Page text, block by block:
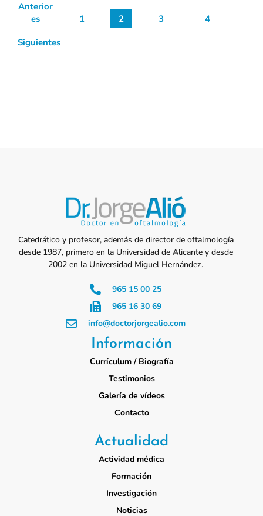
Anterior
es
1 2 3
4
Siguientes
Catedrático y profesor, además de director de oftalmología
desde 1987, primero en la Universidad de Alicante y desde
2002 en la Universidad Miguel Hernández.
965 15 00 25
965 16 30 69
info@doctorjorgealio.com
Información
Currículum / Biografía
Testimonios
Galería de vídeos
Contacto
Actualidad
Actividad médica
Formación
Investigación
Noticias